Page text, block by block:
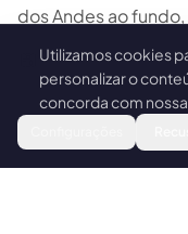
dos Andes ao
Chile. É um local
conectar com a
contraste entre o
metrópole que se
momentos mais
Utilizamos cookies
personalizar o
concorda com nossa